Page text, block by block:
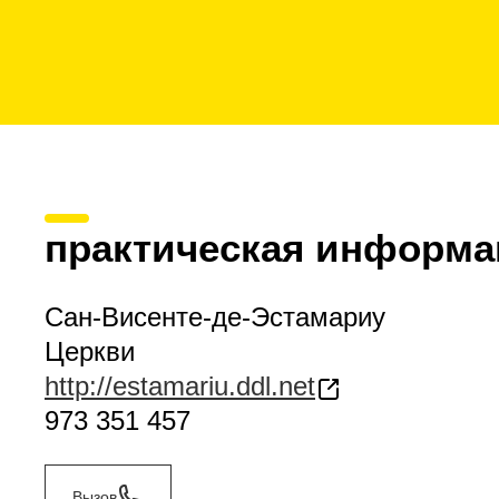
практическая
Сан-Висенте-де-Эстамариу
Церкви
http://estamariu.ddl.net
973 351 457